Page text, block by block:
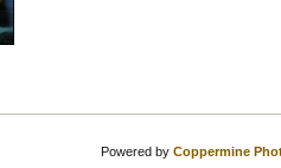
Powered by Coppermine